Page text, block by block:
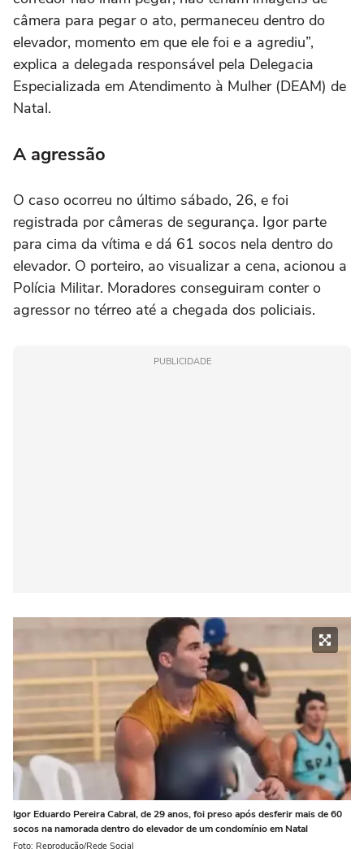
câmera para pegar o ato, permaneceu dentro do
elevador, momento em que ele foi e a agrediu”,
explica a delegada responsável pela Delegacia
Especializada em Atendimento à Mulher (DEAM) de
Natal.
A agressão
O caso ocorreu no último sábado, 26, e foi
registrada por câmeras de segurança. Igor parte
para cima da vítima e dá 61 socos nela dentro do
elevador. O porteiro, ao visualizar a cena, acionou a
Polícia Militar. Moradores conseguiram conter o
agressor no térreo até a chegada dos policiais.
PUBLICIDADE
Igor Eduardo Pereira Cabral, de 29 anos, foi preso após desferir mais de 60
socos na namorada dentro do elevador de um condomínio em Natal
Foto: Reprodução/Rede Social